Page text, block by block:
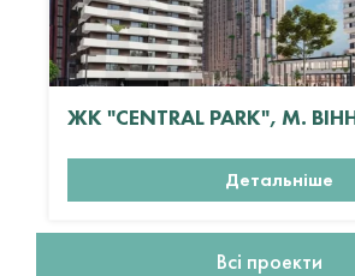
ЖК "CENTRAL PARK", М.
Детальніше
Всі проекти